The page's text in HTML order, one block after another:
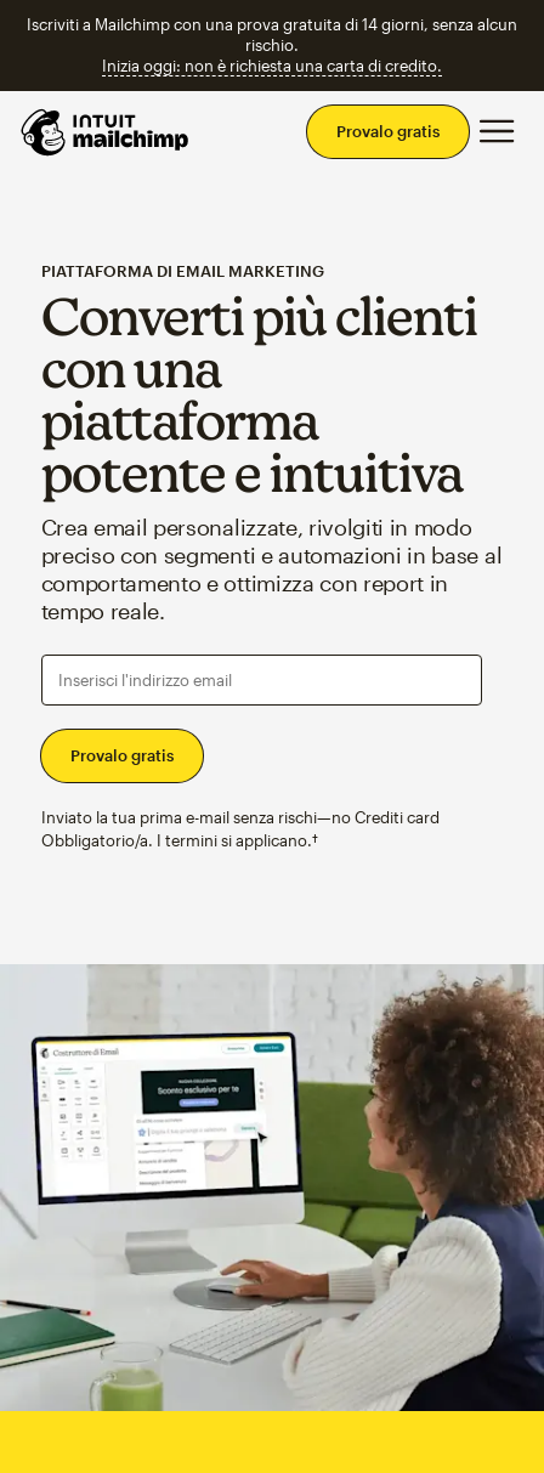
Iscriviti a Mailchimp con una prova gratuita di 14 giorni, senza alcun
rischio.
Inizia oggi: non è richiesta una carta di credito.
Provalo gratis
PIATTAFORMA DI EMAIL MARKETING
Converti più clienti
con una
piattaforma
potente e intuitiva
Crea email personalizzate, rivolgiti in modo
preciso con segmenti e automazioni in base al
comportamento e ottimizza con report in
tempo reale.
Inserisci l'indirizzo email
Inviato la tua prima e-mail senza rischi—no Crediti card
Obbligatorio/a. I termini si applicano.†